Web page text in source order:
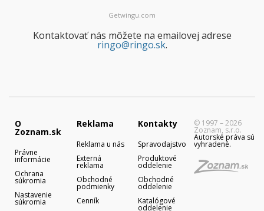
Getwingu.com
Kontaktovať nás môžete na emailovej adrese
ringo@ringo.sk.
O
Zoznam.sk
Právne
informácie
Ochrana
súkromia
Nastavenie
súkromia
Reklama
Reklama u nás
Externá
reklama
Obchodné
podmienky
Cenník
Kontakty
Spravodajstvo
Produktové
oddelenie
Obchodné
oddelenie
Katalógové
oddelenie
© 1997 – 2026
Zoznam, s.r.o.
Autorské práva sú
vyhradené.